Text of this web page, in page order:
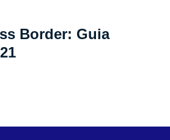
Border: Guia